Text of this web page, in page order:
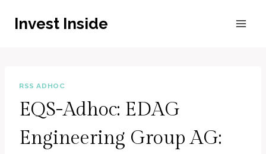
InhaltInvest Inside
RSS ADHOC
EQS-Adhoc: EDAG
Engineering Group AG: